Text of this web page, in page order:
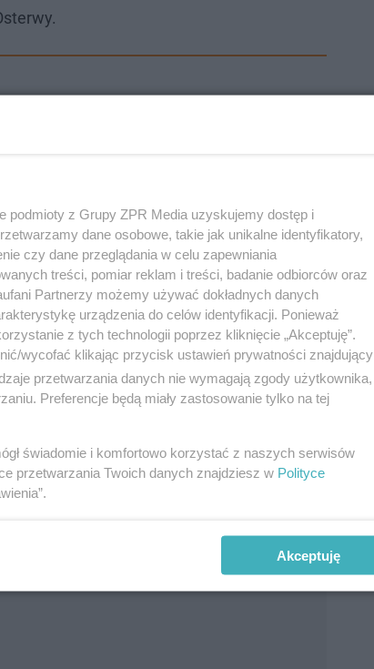
punktów to
podmioty z Grupy ZPR Media uzyskujemy dostęp i
dane osobowe, takie jak unikalne identyfikatory,
czy dane przeglądania w celu zapewniania
treści, pomiar reklam i treści, badanie odbiorców oraz
Partnerzy możemy używać dokładnych danych
urządzenia do celów identyfikacji. Ponieważ
z tych technologii poprzez kliknięcie „Akceptuję”.
wycofać klikając przycisk ustawień prywatności znajdujący
przetwarzania danych nie wymagają zgody użytkownika,
Preferencje będą miały zastosowanie tylko na tej
świadomie i komfortowo korzystać z naszych serwisów
przetwarzania Twoich danych znajdziesz w Polityce
Akceptuję